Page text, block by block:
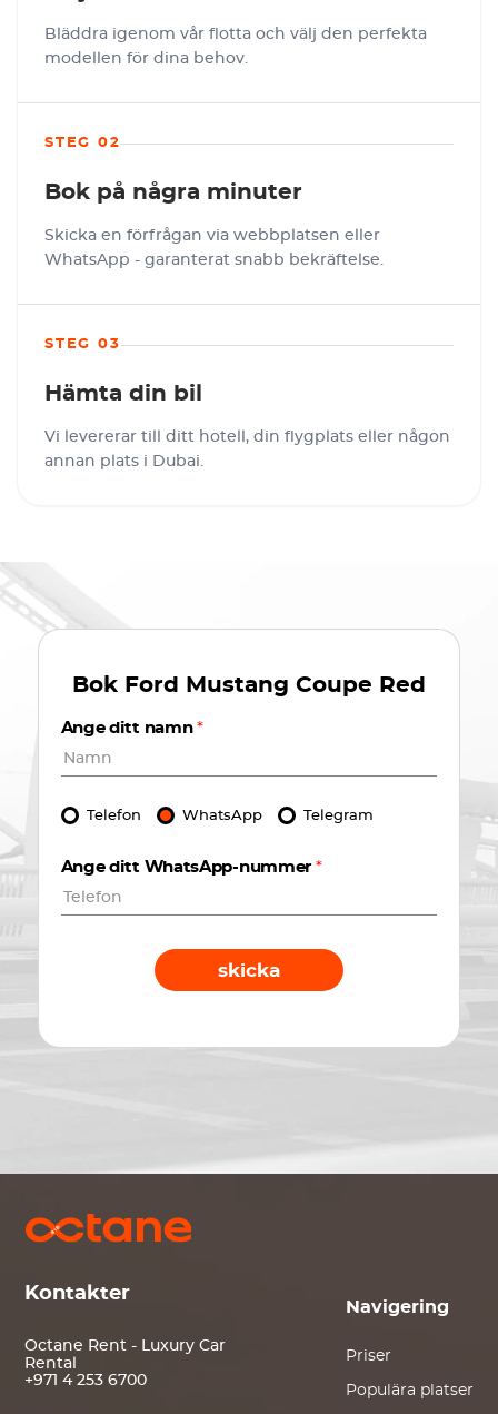
Bläddra igenom vår flotta och välj den perfekta
modellen för dina behov.
STEG 02
Bok på några minuter
Skicka en förfrågan via webbplatsen eller
WhatsApp - garanterat snabb bekräftelse.
STEG 03
Hämta din bil
Vi levererar till ditt hotell, din flygplats eller någon
annan plats i Dubai.
Bok Ford Mustang Coupe Red
Ange ditt namn*
Telefon WhatsApp Telegram
Ange ditt WhatsApp-nummer *
skicka
Kontakter
Octane Rent - Luxury Car
Rental
+971 4 253 6700
Navigering
Priser
Populära platser